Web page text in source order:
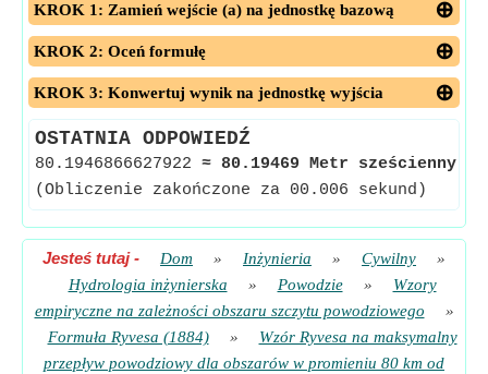
KROK 1: Zamień wejście (a) na jednostkę bazową
KROK 2: Oceń formułę
KROK 3: Konwertuj wynik na jednostkę wyjścia
OSTATNIA ODPOWIEDŹ
80.1946866627922 ≈ 80.19469 Metr sześcienny na
(Obliczenie zakończone za 00.006 sekund)
Jesteś tutaj- Dom » Inżynieria » Cywilny
»
Hydrologia inżynierska
» Powodzie »
Wzory
empiryczne na zależności obszaru szczytu powodziowego
»
Formuła Ryvesa (1884)
»
Wzór Ryvesa na maksymalny
przepływ powodziowy dla obszarów w promieniu 80 km od